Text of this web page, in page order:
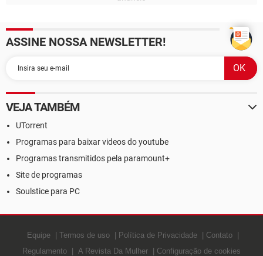
ASSINE NOSSA NEWSLETTER!
VEJA TAMBÉM
UTorrent
Programas para baixar videos do youtube
Programas transmitidos pela paramount+
Site de programas
Soulstice para PC
Equipe Termos de uso Política de Privacidade
Contato
Regulamento
A Revista Da Mulher Configuração de cookies